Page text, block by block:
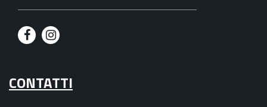
F
c
I
s
CONTATTI